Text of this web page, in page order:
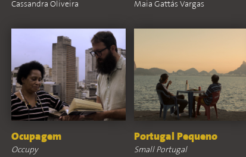
Cassandra Oliveira
Maia Gattás Vargas
Ocupagem
Occupy
Portugal Pequeno
Small Portugal